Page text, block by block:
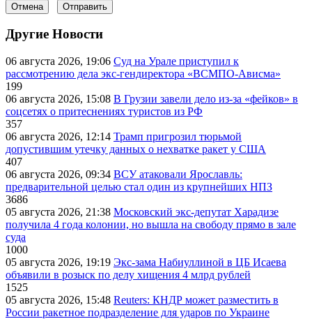
Отмена Отправить
Другие Новости
06 августа 2026, 19:06 Суд на Урале приступил к
рассмотрению дела экс-гендиректора «ВСМПО-Ависма»
199
06 августа 2026, 15:08 В Грузии завели дело из-за «фейков» в
соцсетях о притеснениях туристов из РФ
357
06 августа 2026, 12:14 Трамп пригрозил тюрьмой
допустившим утечку данных о нехватке ракет у США
407
06 августа 2026, 09:34 ВСУ атаковали Ярославль:
предварительной целью стал один из крупнейших НПЗ
3686
05 августа 2026, 21:38 Московский экс-депутат Харадизе
получила 4 года колонии, но вышла на свободу прямо в зале
суда
1000
05 августа 2026, 19:19 Экс-зама Набиуллиной в ЦБ Исаева
объявили в розыск по делу хищения 4 млрд рублей
1525
05 августа 2026, 15:48 Reuters: КНДР может разместить в
России ракетное подразделение для ударов по Украине